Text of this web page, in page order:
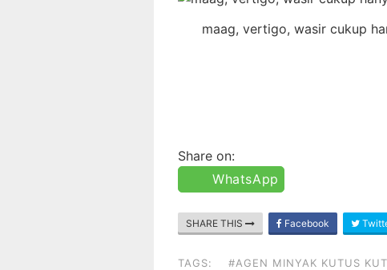
maag, vertigo, wasir cukup
Share on:
WhatsApp
SHARE THIS Facebook
TAGS: #AGEN MINYAK KUTUS